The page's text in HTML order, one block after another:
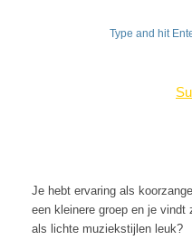
Je hebt ervaring als
een kleinere groep en je vindt
als lichte muziekstijlen leuk?